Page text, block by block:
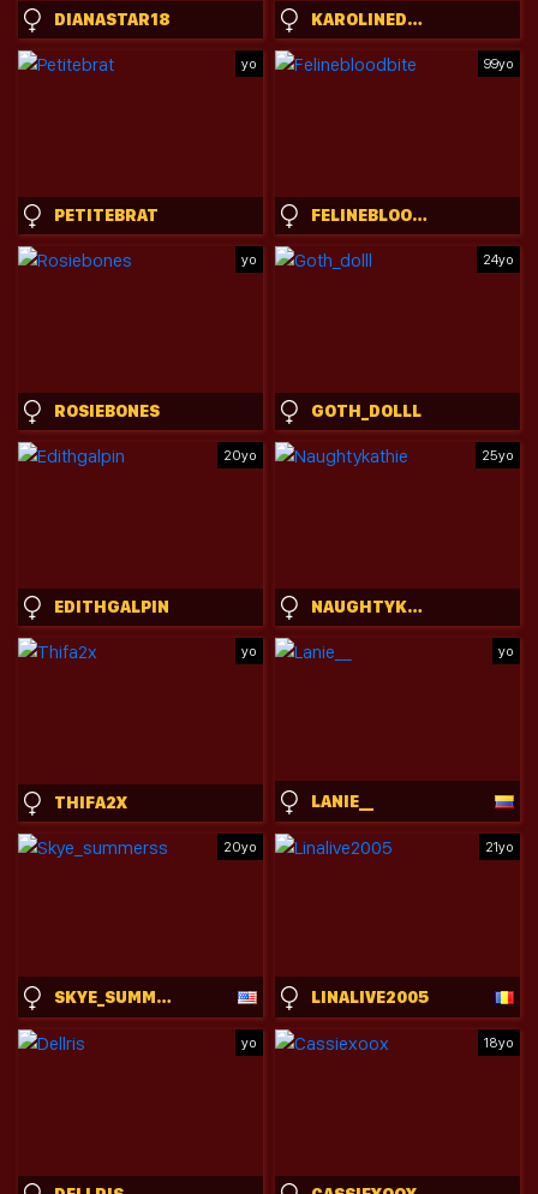
DIANASTAR18 KAROLINEDEEP_LOVE
yo
PETITEBRAT
99yo
FELINEBLOODBITE
yo
ROSIEBONES
24yo
GOTH_DOLLL
20yo
EDITHGALPIN
25yo
NAUGHTYKATHIE
yo
THIFA2X
yo
LANIE__
20yo
SKYE_SUMMERSS
21yo
LINALIVE2005
yo 18yo